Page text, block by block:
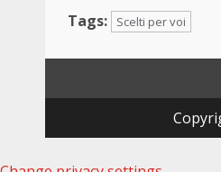
Tags:
Scelti per voi